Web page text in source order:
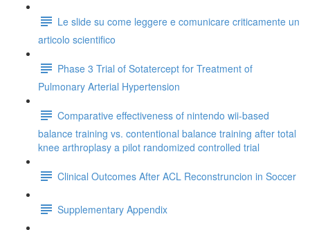
Le slide su come leggere e comunicare criticamente un
articolo scientifico
Phase 3 Trial of Sotatercept for Treatment of
Pulmonary Arterial Hypertension
Comparative effectiveness of nintendo wii-based
balance training vs. contentional balance training after total
knee arthroplasy a pilot randomized controlled trial
Clinical Outcomes After ACL Reconstruncion in Soccer
Supplementary Appendix